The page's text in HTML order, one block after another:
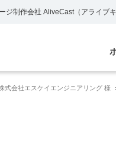
ジ制作会社AliveCast（アライブ
式会社エスケイエンジニアリング 様